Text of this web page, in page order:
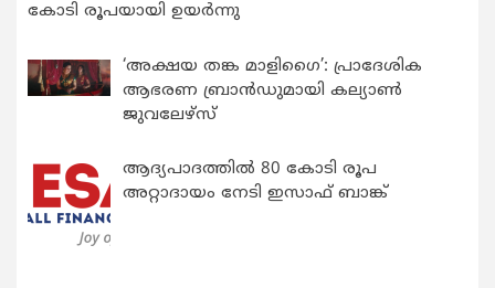
കോടി രൂപയായി ഉയർന്നു
‘അക്ഷയ തങ്ക മാളിഗൈ’: പ്രാദേശിക
ആഭരണ ബ്രാന്‍ഡുമായി കല്യാണ്‍
ജുവലേഴ്‌സ്
ആദ്യപാദത്തിൽ 80 കോടി രൂപ
അറ്റാദായം നേടി ഇസാഫ് ബാങ്ക്